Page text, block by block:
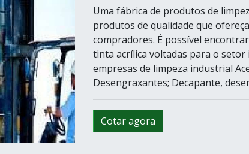
Uma fábrica de produtos de
produtos de qualidade que
compradores. É possível
tinta acrílica voltadas para o
empresas de limpeza industrial
Desengraxantes; Decapante,
Cotar agora